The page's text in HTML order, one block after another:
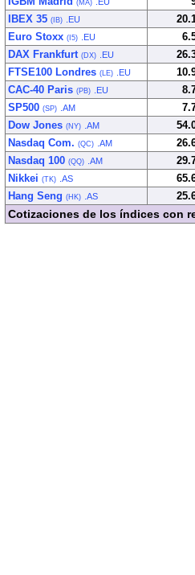
(MA)
IBEX 35 (IB) .EU
Euro Stoxx (I5) .EU
DAX Frankfurt (DX) .EU
FTSE100 Londres (LE) .EU
CAC-40 Paris (PB) .EU
SP500 (SP) .AM
Dow Jones (NY) .AM
Nasdaq Com. (QC) .AM
Nasdaq 100 (QQ) .AM
Nikkei (TK) .AS
Hang Seng (HK) .AS
Cotizaciones de los índices con